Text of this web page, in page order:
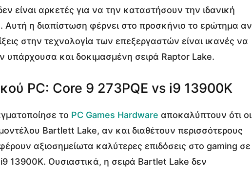
είναι αρκετές για να την καταστήσουν την ιδανική
. Αυτή η διαπίστωση φέρνει στο προσκήνιο το ερώτημα αν
στην τεχνολογία των επεξεργαστών είναι ικανές να
υπάρχουσα και δοκιμασμένη σειρά Raptor Lake.
PC: Core 9 273PQE vs i9 13900K
το PC Games Hardware αποκαλύπτουν ότι οι
Bartlett Lake, αν και διαθέτουν περισσότερους
αξιοσημείωτα καλύτερες επιδόσεις στο gaming σε
13900K. Ουσιαστικά, η σειρά Bartlet Lake δεν